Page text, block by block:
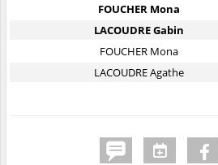
FOUCHER Mona
LACOUDRE Gabin
FOUCHER Mona
LACOUDRE Agathe